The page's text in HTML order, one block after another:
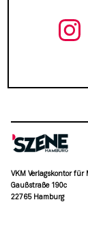
VKM Verlagskontor für
Gaußstraße 190c
22765 Hamburg